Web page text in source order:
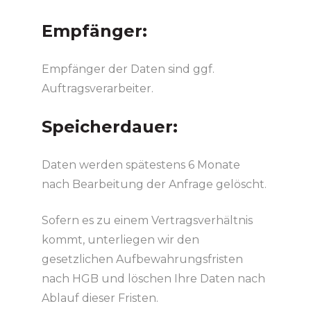
Empfänger:
Empfänger der Daten sind ggf.
Auftragsverarbeiter.
Speicherdauer:
Daten werden spätestens 6 Monate
nach Bearbeitung der Anfrage gelöscht.
Sofern es zu einem Vertragsverhältnis
kommt, unterliegen wir den
gesetzlichen Aufbewahrungsfristen
nach HGB und löschen Ihre Daten nach
Ablauf dieser Fristen.